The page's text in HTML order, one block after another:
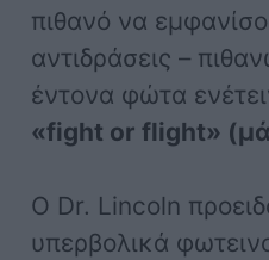
πιθανό να
αντιδράσεις –
έντονα φώτα
«fight or flight»
Ο Dr. Lincoln
υπερβολικά